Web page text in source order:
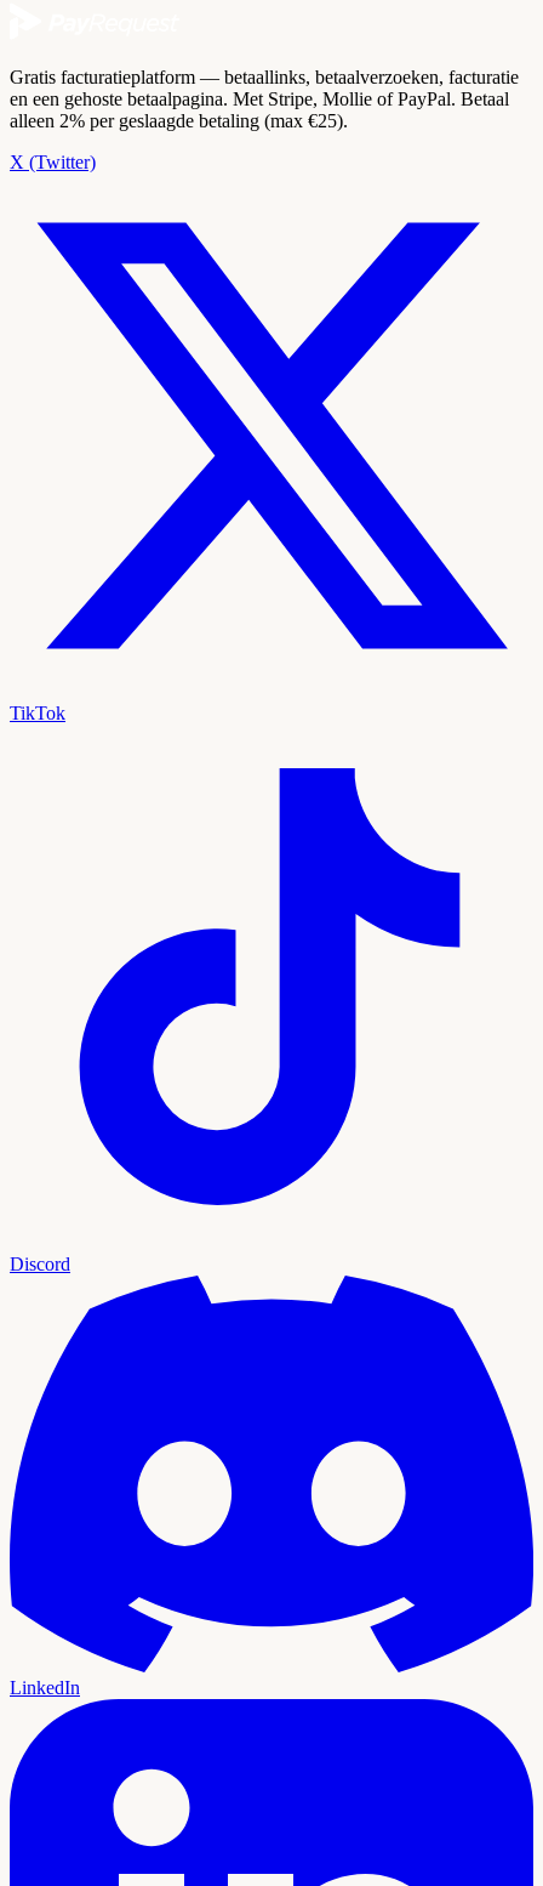
Gratis facturatieplatform — betaallinks, betaalverzoeken, facturatie
en een gehoste betaalpagina. Met Stripe, Mollie of PayPal. Betaal
alleen 2% per geslaagde betaling (max €25).
X (Twitter)
TikTok
Discord
LinkedIn